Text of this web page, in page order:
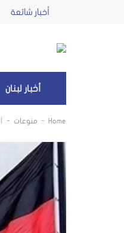
أخبار شائعة
أخبار لبنان
Home
- منوعات -